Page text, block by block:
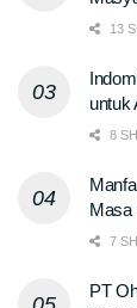
13
untuk
8
Masa
7
PT